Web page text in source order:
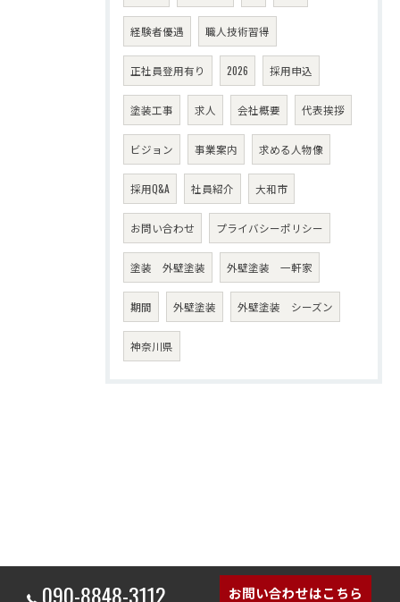
経験者優遇 職人技術習得
正社員登用有り 2026 採用申込
塗装工事 求人 会社概要 代表挨拶
ビジョン 事業案内 求める人物像
採用Q&A 社員紹介 大和市
お問い合わせ プライバシーポリシー
塗装 外壁塗装 外壁塗装 一軒家
期間 外壁塗装 外壁塗装 シーズン
神奈川県
090-8848-3112 お問い合わせはこちら